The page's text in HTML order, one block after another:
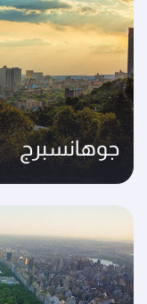
جوهانسبرج